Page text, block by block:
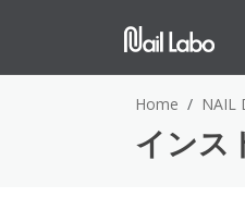
Home NAIL
インス